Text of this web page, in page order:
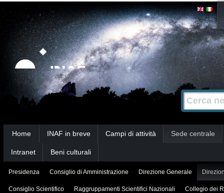
Strumenti
personali
Salta
contenuti.
|
Salta
alla
navigazione
Cerca nel
Ricerca
avanzata…
Home INAF in breve Campi di attività Sede centrale
Intranet Beni culturali
Presidenza Consiglio di Amministrazione Direzione Generale
Consiglio Scientifico Raggruppamenti Scientifici Nazionali Collegio dei